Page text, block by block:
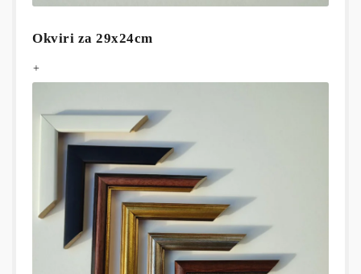
Okviri za 29x24cm
+